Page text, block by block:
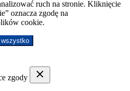
ruch na stronie. Kliknięcie
oznacza zgodę na
cookie.
zgody